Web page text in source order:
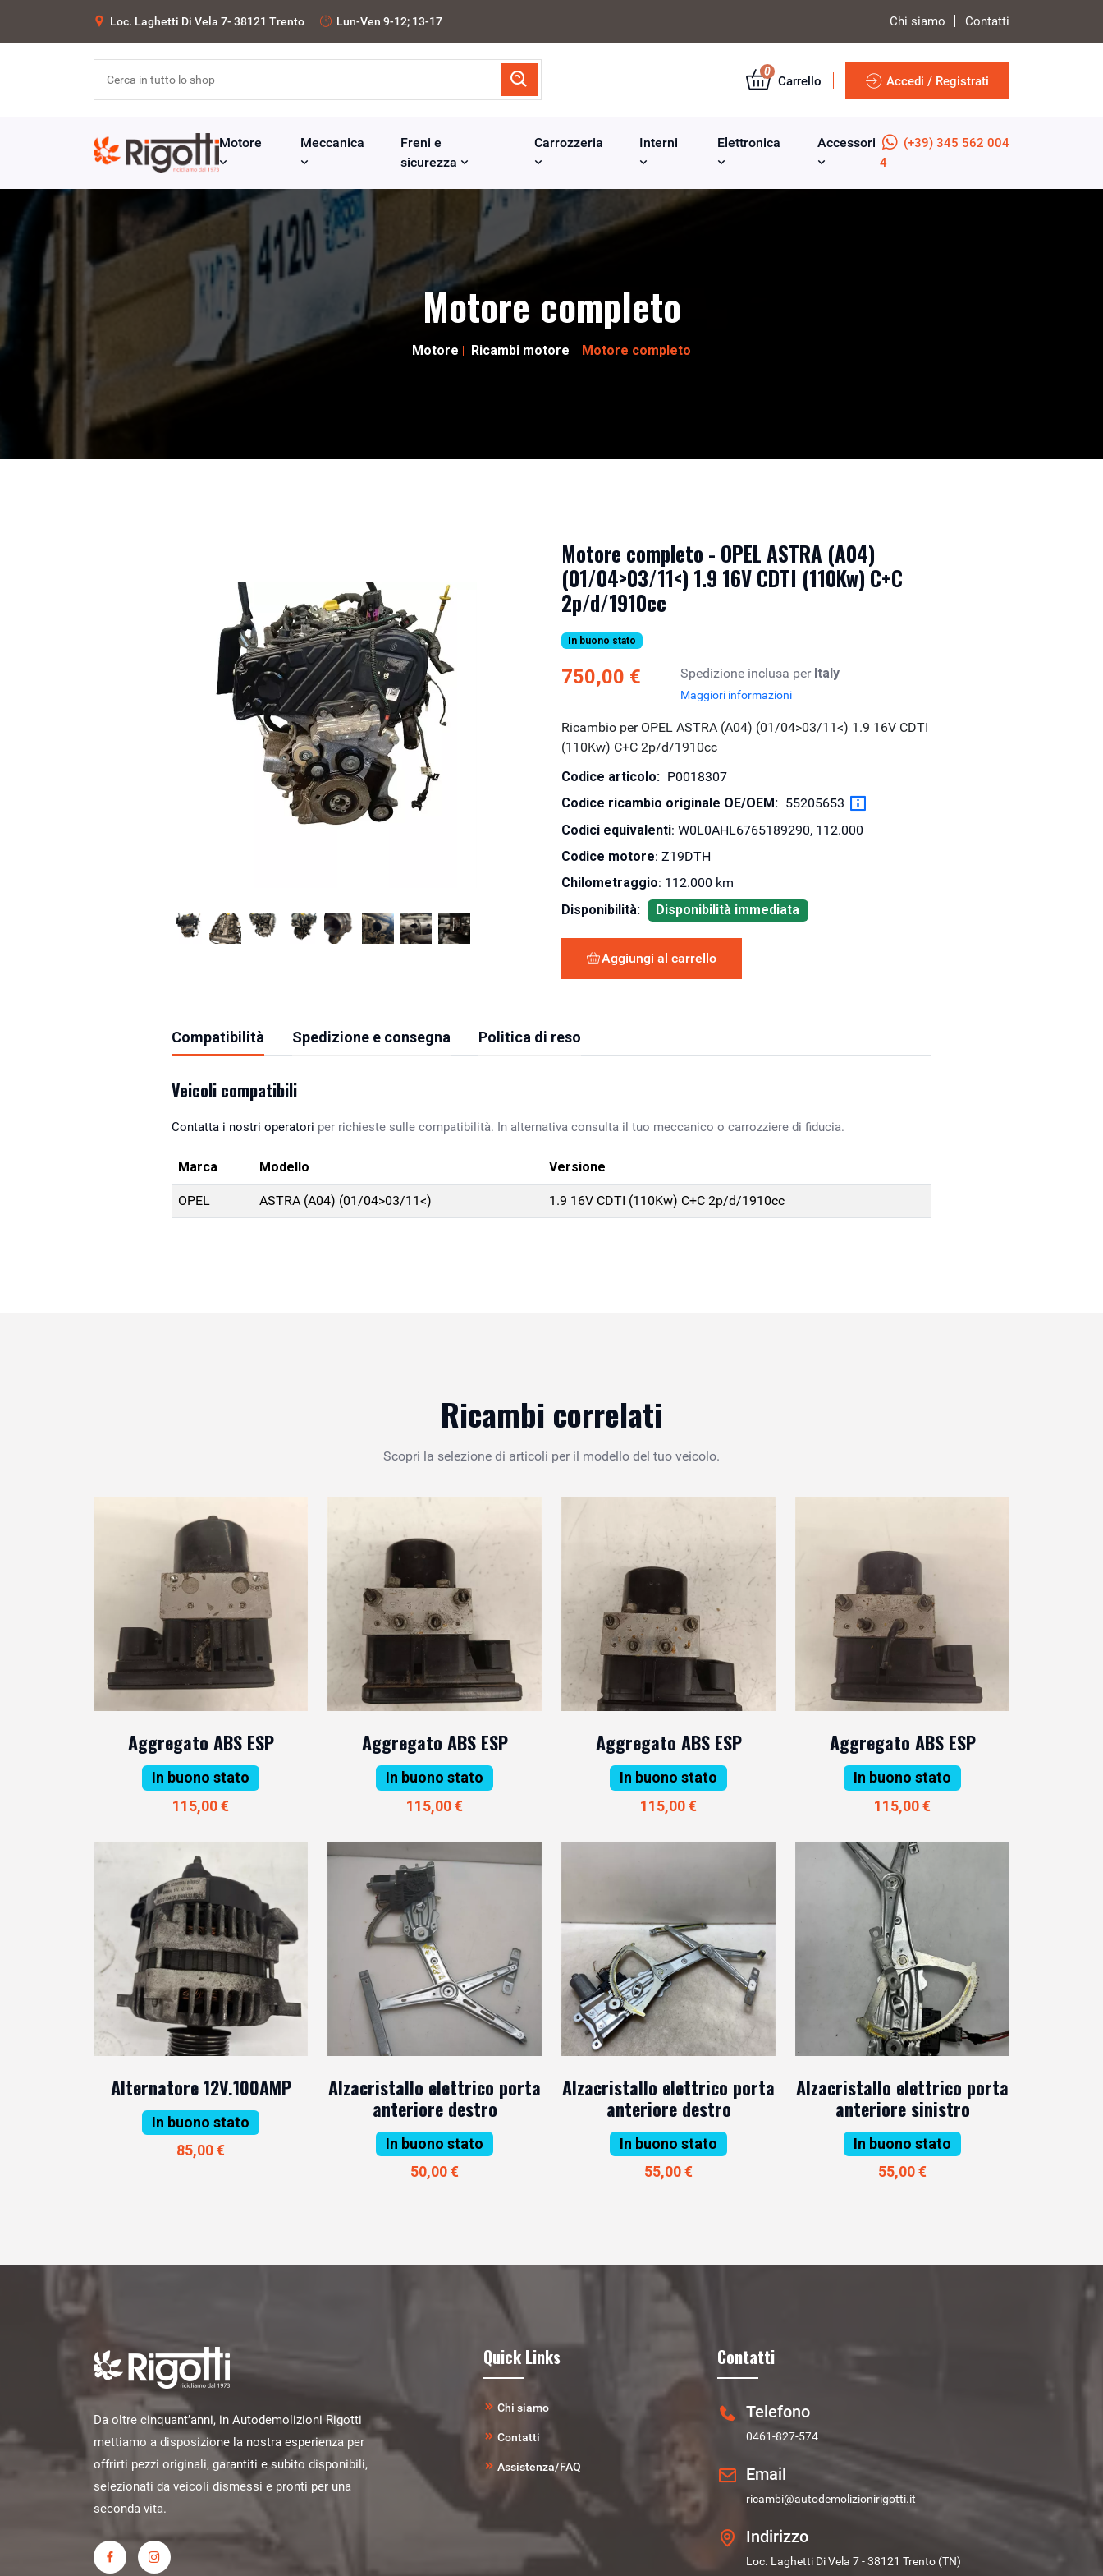
Loc. Laghetti Di Vela 7- 38121 Trento Lun-Ven 9-12; 13-17 Chi siamo Contatti
0
Carrello Accedi / Registrati
Motore Meccanica
Freni e
sicurezza
Carrozzeria Interni Elettronica Accessori
(+39) 345 562 004
4
Motore completo
Motore Ricambi motore Motore completo
Motore completo - OPEL ASTRA (A04)
(01/04>03/11<) 1.9 16V CDTI (110Kw) C+C
2p/d/1910cc
In buono stato
750,00 € Spedizione inclusa per Italy
Maggiori informazioni
Ricambio per OPEL ASTRA (A04) (01/04>03/11<) 1.9 16V CDTI
(110Kw) C+C 2p/d/1910cc
Codice articolo: P0018307
Codice ricambio originale OE/OEM: 55205653
Codici equivalenti: W0L0AHL6765189290, 112.000
Codice motore: Z19DTH
Chilometraggio: 112.000 km
Disponibilità:
Disponibilità immediata
Aggiungi al carrello
Compatibilità Spedizione e consegna Politica di reso
Veicoli compatibili
Contatta i nostri operatori per richieste sulle compatibilità. In alternativa consulta il tuo meccanico o carrozziere di fiducia.
Marca Modello Versione
OPEL ASTRA (A04) (01/04>03/11<) 1.9 16V CDTI (110Kw) C+C 2p/d/1910cc
Ricambi correlati
Scopri la selezione di articoli per il modello del tuo veicolo.
Aggregato ABS ESP
In buono stato
115,00 €
Aggregato ABS ESP
In buono stato
115,00 €
Aggregato ABS ESP
In buono stato
115,00 €
Aggregato ABS ESP
In buono stato
115,00 €
Alternatore 12V.100AMP
In buono stato
85,00 €
Alzacristallo elettrico porta
anteriore destro
In buono stato
50,00 €
Alzacristallo elettrico porta
anteriore destro
In buono stato
55,00 €
Alzacristallo elettrico porta
anteriore sinistro
In buono stato
55,00 €
Da oltre cinquant’anni, in Autodemolizioni Rigotti
mettiamo a disposizione la nostra esperienza per
offrirti pezzi originali, garantiti e subito disponibili,
selezionati da veicoli dismessi e pronti per una
seconda vita.
Quick Links
Chi siamo
Contatti
Assistenza/FAQ
Contatti
Telefono
0461-827-574
Email
ricambi@autodemolizionirigotti.it
Indirizzo
Loc. Laghetti Di Vela 7 - 38121 Trento (TN)